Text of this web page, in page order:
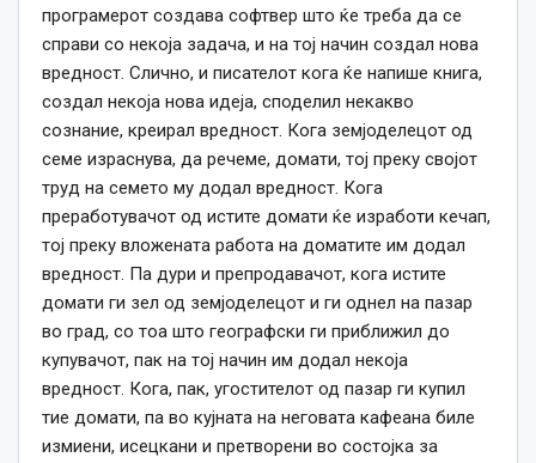
програмерот создава софтвер што ќе треба да се
справи со некоја задача, и на тој начин создал нова
вредност. Слично, и писателот кога ќе напише книга,
создал некоја нова идеја, споделил некакво
сознание, креирал вредност. Кога земјоделецот од
семе израснува, да речеме, домати, тој преку својот
труд на семето му додал вредност. Кога
преработувачот од истите домати ќе изработи кечап,
тој преку вложената работа на доматите им додал
вредност. Па дури и препродавачот, кога истите
домати ги зел од земјоделецот и ги однел на пазар
во град, со тоа што географски ги приближил до
купувачот, пак на тој начин им додал некоја
вредност. Кога, пак, угостителот од пазар ги купил
тие домати, па во кујната на неговата кафеана биле
измиени, исецкани и претворени во состојка за